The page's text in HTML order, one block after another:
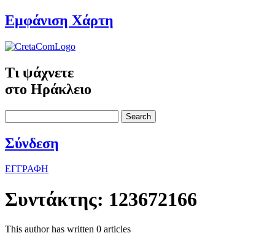
Εμφάνιση Χάρτη
Τι ψάχνετε
στο Ηράκλειο
Search
Σύνδεση
ΕΓΓΡΑΦΗ
Συντάκτης: 123672166
This author has written 0 articles